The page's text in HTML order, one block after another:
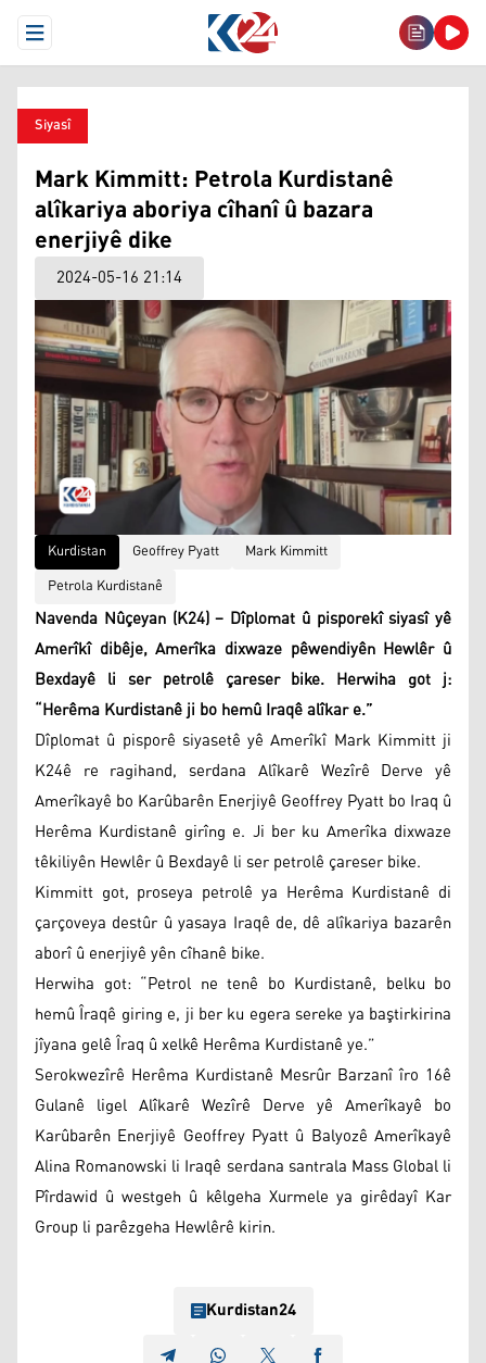
Open Menu
Siyasî
Mark Kimmitt: Petrola Kurdistanê
alîkariya aboriya cîhanî û bazara
enerjiyê dike
2024-05-16 21:14
Kurdistan Geoffrey Pyatt
Mark Kimmitt
Petrola Kurdistanê
Navenda Nûçeyan (K24) – Dîplomat û pisporekî siyasî yê
Amerîkî dibêje, Amerîka dixwaze pêwendiyên Hewlêr û
Bexdayê li ser petrolê çareser bike. Herwiha got j:
“Herêma Kurdistanê ji bo hemû Iraqê alîkar e.”
Dîplomat û pisporê siyasetê yê Amerîkî Mark Kimmitt ji
K24ê re ragihand, serdana Alîkarê Wezîrê Derve yê
Amerîkayê bo Karûbarên Enerjiyê Geoffrey Pyatt bo Iraq û
Herêma Kurdistanê girîng e. Ji ber ku Amerîka dixwaze
têkiliyên Hewlêr û Bexdayê li ser petrolê çareser bike.
Kimmitt got, proseya petrolê ya Herêma Kurdistanê di
çarçoveya destûr û yasaya Iraqê de, dê alîkariya bazarên
aborî û enerjiyê yên cîhanê bike.
Herwiha got: “Petrol ne tenê bo Kurdistanê, belku bo
hemû Îraqê giring e, ji ber ku egera sereke ya baştirkirina
jîyana gelê Îraq û xelkê Herêma Kurdistanê ye.”
Serokwezîrê Herêma Kurdistanê Mesrûr Barzanî îro 16ê
Gulanê ligel Alîkarê Wezîrê Derve yê Amerîkayê bo
Karûbarên Enerjiyê Geoffrey Pyatt û Balyozê Amerîkayê
Alina Romanowski li Iraqê serdana santrala Mass Global li
Pîrdawid û westgeh û kêlgeha Xurmele ya girêdayî Kar
Group li parêzgeha Hewlêrê kirin.
Kurdistan24